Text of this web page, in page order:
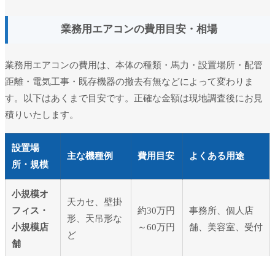
業務用エアコンの費用目安・相場
業務用エアコンの費用は、本体の種類・馬力・設置場所・配管
距離・電気工事・既存機器の撤去有無などによって変わりま
す。以下はあくまで目安です。正確な金額は現地調査後にお見
積りいたします。
設置場
所・規模
主な機種例 費用目安 よくある用途
小規模オ
フィス・
小規模店
舗
天カセ、壁掛
形、天吊形な
ど
約30万円
～60万円
事務所、個人店
舗、美容室、受付